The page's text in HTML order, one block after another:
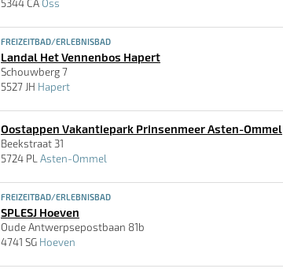
5344 CA Oss
FREIZEITBAD/ERLEBNISBAD
Landal Het Vennenbos Hapert
Schouwberg 7
5527 JH Hapert
Oostappen Vakantiepark Prinsenmeer Asten-Ommel
Beekstraat 31
5724 PL Asten-Ommel
FREIZEITBAD/ERLEBNISBAD
SPLESJ Hoeven
Oude Antwerpsepostbaan 81b
4741 SG Hoeven